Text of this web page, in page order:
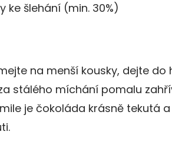
ke šlehání (min. 30%)
na menší kousky, dejte do
stálého míchání pomalu
je čokoláda krásně tekutá